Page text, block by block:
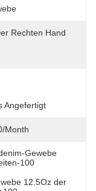
Rechten Hand
Angefertigt
month
Gewebe
100
12.5Oz der